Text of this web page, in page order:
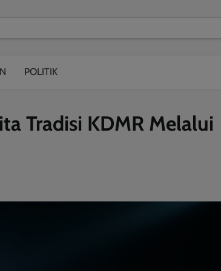
POLITIK
Tradisi KDMR Melalui